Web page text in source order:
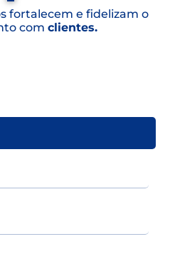
fortalecem e fidelizam o
com clientes.